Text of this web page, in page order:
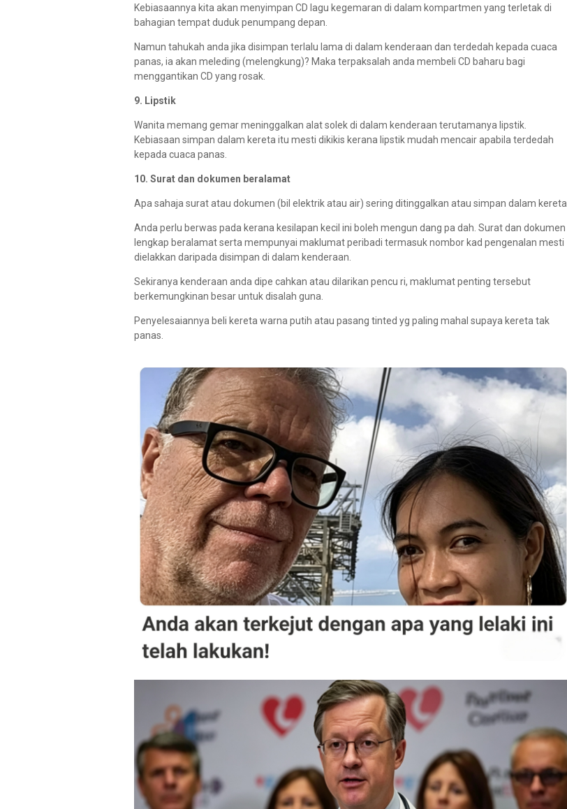
Kebiasaannya kita akan menyimpan CD lagu kegemaran di dalam kompartmen yang terletak di
bahagian tempat duduk penumpang depan.
Namun tahukah anda jika disimpan terlalu lama di dalam kenderaan dan terdedah kepada cuaca
panas, ia akan meleding (melengkung)? Maka terpaksalah anda membeli CD baharu bagi
menggantikan CD yang rosak.
9. Lipstik
Wanita memang gemar meninggalkan alat solek di dalam kenderaan terutamanya lipstik.
Kebiasaan simpan dalam kereta itu mesti dikikis kerana lipstik mudah mencair apabila terdedah
kepada cuaca panas.
10. Surat dan dokumen beralamat
Apa sahaja surat atau dokumen (bil elektrik atau air) sering ditinggalkan atau simpan dalam kereta.
Anda perlu berwas pada kerana kesilapan kecil ini boleh mengun dang pa dah. Surat dan dokumen
lengkap beralamat serta mempunyai maklumat peribadi termasuk nombor kad pengenalan mesti
dielakkan daripada disimpan di dalam kenderaan.
Sekiranya kenderaan anda dipe cahkan atau dilarikan pencu ri, maklumat penting tersebut
berkemungkinan besar untuk disalah guna.
Penyelesaiannya beli kereta warna putih atau pasang tinted yg paling mahal supaya kereta tak
panas.